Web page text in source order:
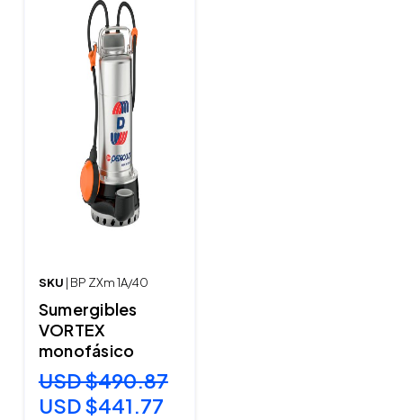
SKU | BP ZXm 1A/40
Sumergibles
VORTEX
monofásico
USD $490.87
USD $441.77